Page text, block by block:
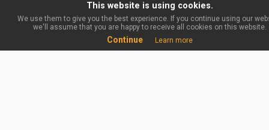
This website is using cookies.
We use them to give you the best experience. If you continue using our
we'll assume that you are happy to receive all cookies on this website.
Continue Learn more